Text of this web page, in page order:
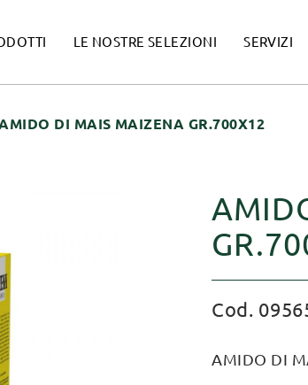
LE NOSTRE SELEZIONI SERVIZI
DI MAIS MAIZENA GR.700X12
Cod.
AMIDO DI